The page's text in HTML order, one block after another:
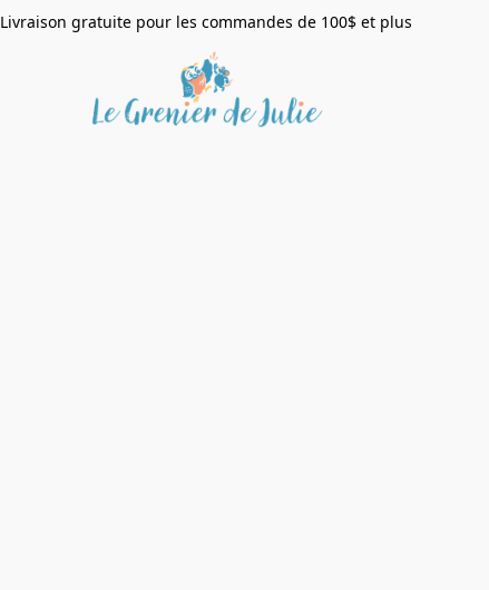
Livraison gratuite pour les commandes de 100$ et plus